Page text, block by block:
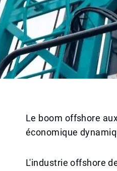
Le boom offshore
économique
L'industrie offshore